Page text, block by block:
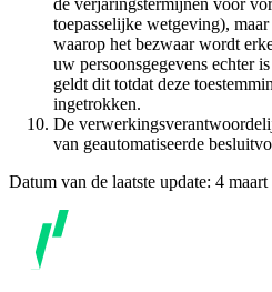
de verjaringstermijnen voor
toepasselijke wetgeving),
waarop het bezwaar wordt
uw persoonsgegevens echter
geldt dit totdat deze
ingetrokken.
De
van geautomatiseerde
Datum van de laatste update: 4 maart